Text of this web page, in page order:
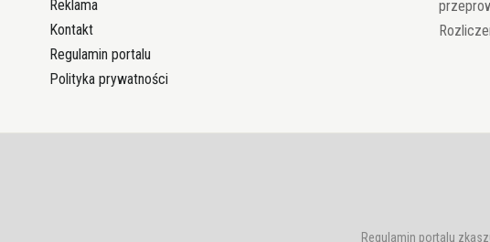
Reklama
Kontakt
Regulamin portalu
Polityka prywatności
Regulamin portalu